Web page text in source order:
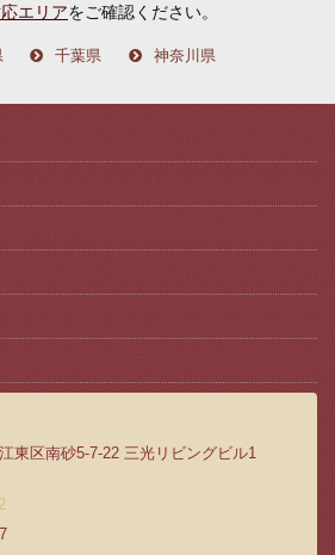
エリアをご確認ください。
千葉県 神奈川県
東区南砂5-7-22 三光リビングビル1